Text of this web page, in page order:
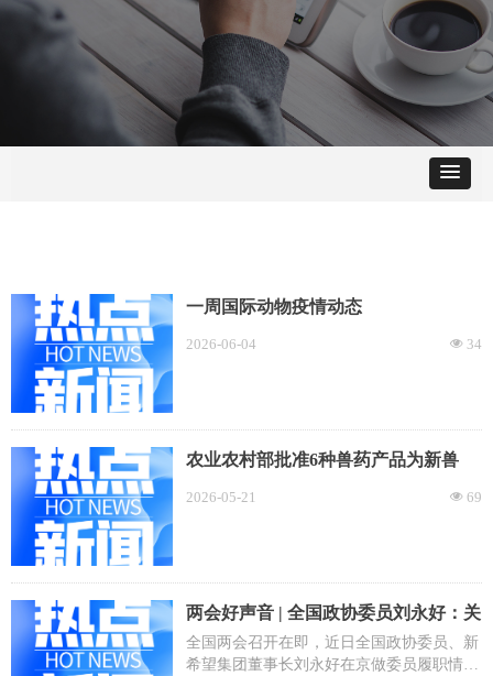
一周国际动物疫情动态
넶 34
2026-06-04
农业农村部批准6种兽药产品为新兽
넶 69
2026-05-21
两会好声音 | 全国政协委员刘永好：关
注具身智能数据训练 推进“人工智能
+畜牧业”发展
全国两会召开在即，近日全国政协委员、新
希望集团董事长刘永好在京做委员履职情况